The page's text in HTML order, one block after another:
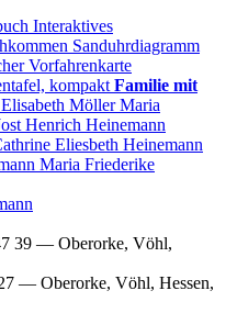
Interaktives
Sanduhrdiagramm
Vorfahrenkarte
kompakt Familie mit
Möller Maria
Henrich Heinemann
Eliesbeth Heinemann
Maria Friederike
39 — Oberorke, Vöhl,
— Oberorke, Vöhl, Hessen,